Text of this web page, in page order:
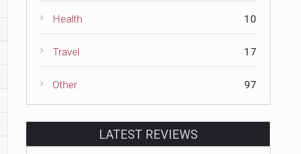
Health 10
Travel 17
Other 97
LATEST REVIEWS